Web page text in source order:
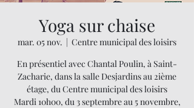
Yoga sur chaise
mar. 05 nov.
  |
Centre municipal des loisirs
En présentiel avec Chantal Poulin, à Saint-
Zacharie, dans la salle Desjardins au 2ième
étage, du Centre municipal des loisirs
Mardi 10h00, du 3 septembre au 5 novembre,